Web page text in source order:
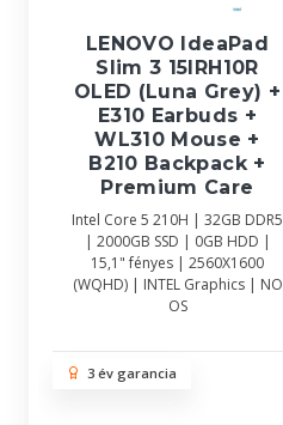
LENOVO IdeaPad
Slim 3 15IRH10R
OLED (Luna Grey) +
E310 Earbuds +
WL310 Mouse +
B210 Backpack +
Premium Care
Intel Core 5 210H | 32GB DDR5
| 2000GB SSD | 0GB HDD |
15,1" fényes | 2560X1600
(WQHD) | INTEL Graphics | NO
OS
3 év garancia